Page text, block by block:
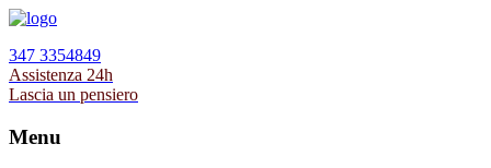
347 3354849
Assistenza 24h
Lascia un pensiero
Menu